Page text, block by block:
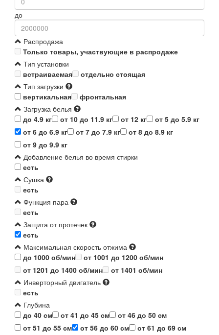
до
Распродажа
Только товары, участвующие в распродаже
Тип установки
встраиваемая
отдельно стоящая
Тип загрузки
вертикальная
фронтальная
Загрузка белья
до 4.9 кг
от 10 до 11.9 кг от 12 кг
от 5 до 5.9 кг
от 6 до 6.9 кг
от 7 до 7.9 кг
от 8 до 8.9 кг
от 9 до 9.9 кг
Добавление белья во время стирки
есть
Сушка
есть
Функция пара
есть
Защита от протечек
есть
Максимальная скорость отжима
до 1000 об/мин
от 1001 до 1200 об/мин
от 1201 до 1400 об/мин
от 1401 об/мин
Инверторный двигатель
есть
Глубина
до 40 см
от 41 до 45 см
от 46 до 50 см
от 51 до 55 см
от 56 до 60 см
от 61 до 69 см